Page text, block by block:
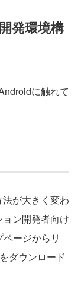
発環境構
に触れて
が大きく変わ
ン開発者向け
ページからリ
ダウンロード